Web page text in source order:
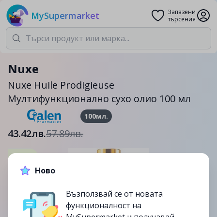
MySupermarket
Запазени
търсения
Nuxe
Nuxe Huile Prodigieuse
Мултифункционално сухо олио 100 мл
100мл.
43.42лв.57.89лв.
-25%
07/07
Ново
Възползвай се от новата
функционалност на